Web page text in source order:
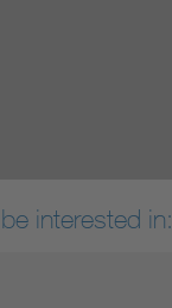
interested in: